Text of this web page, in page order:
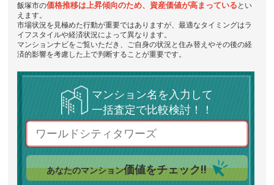
飯塚市の価格推移は上昇傾向のため、資産価値が高まっている とい
えます。
市場状況を見極めた行動が重要ではありますが、最適なタイミングはラ
イフスタイルや経済状況によって異なります。
マンションナビをご覧いただき、ご自身の状況と住み替えやその後の経
済的影響を考慮した上で判断することが重要です。
マンション名を入力して
一括査定で比較検討！！
あなたのマンション価値をチェック!!